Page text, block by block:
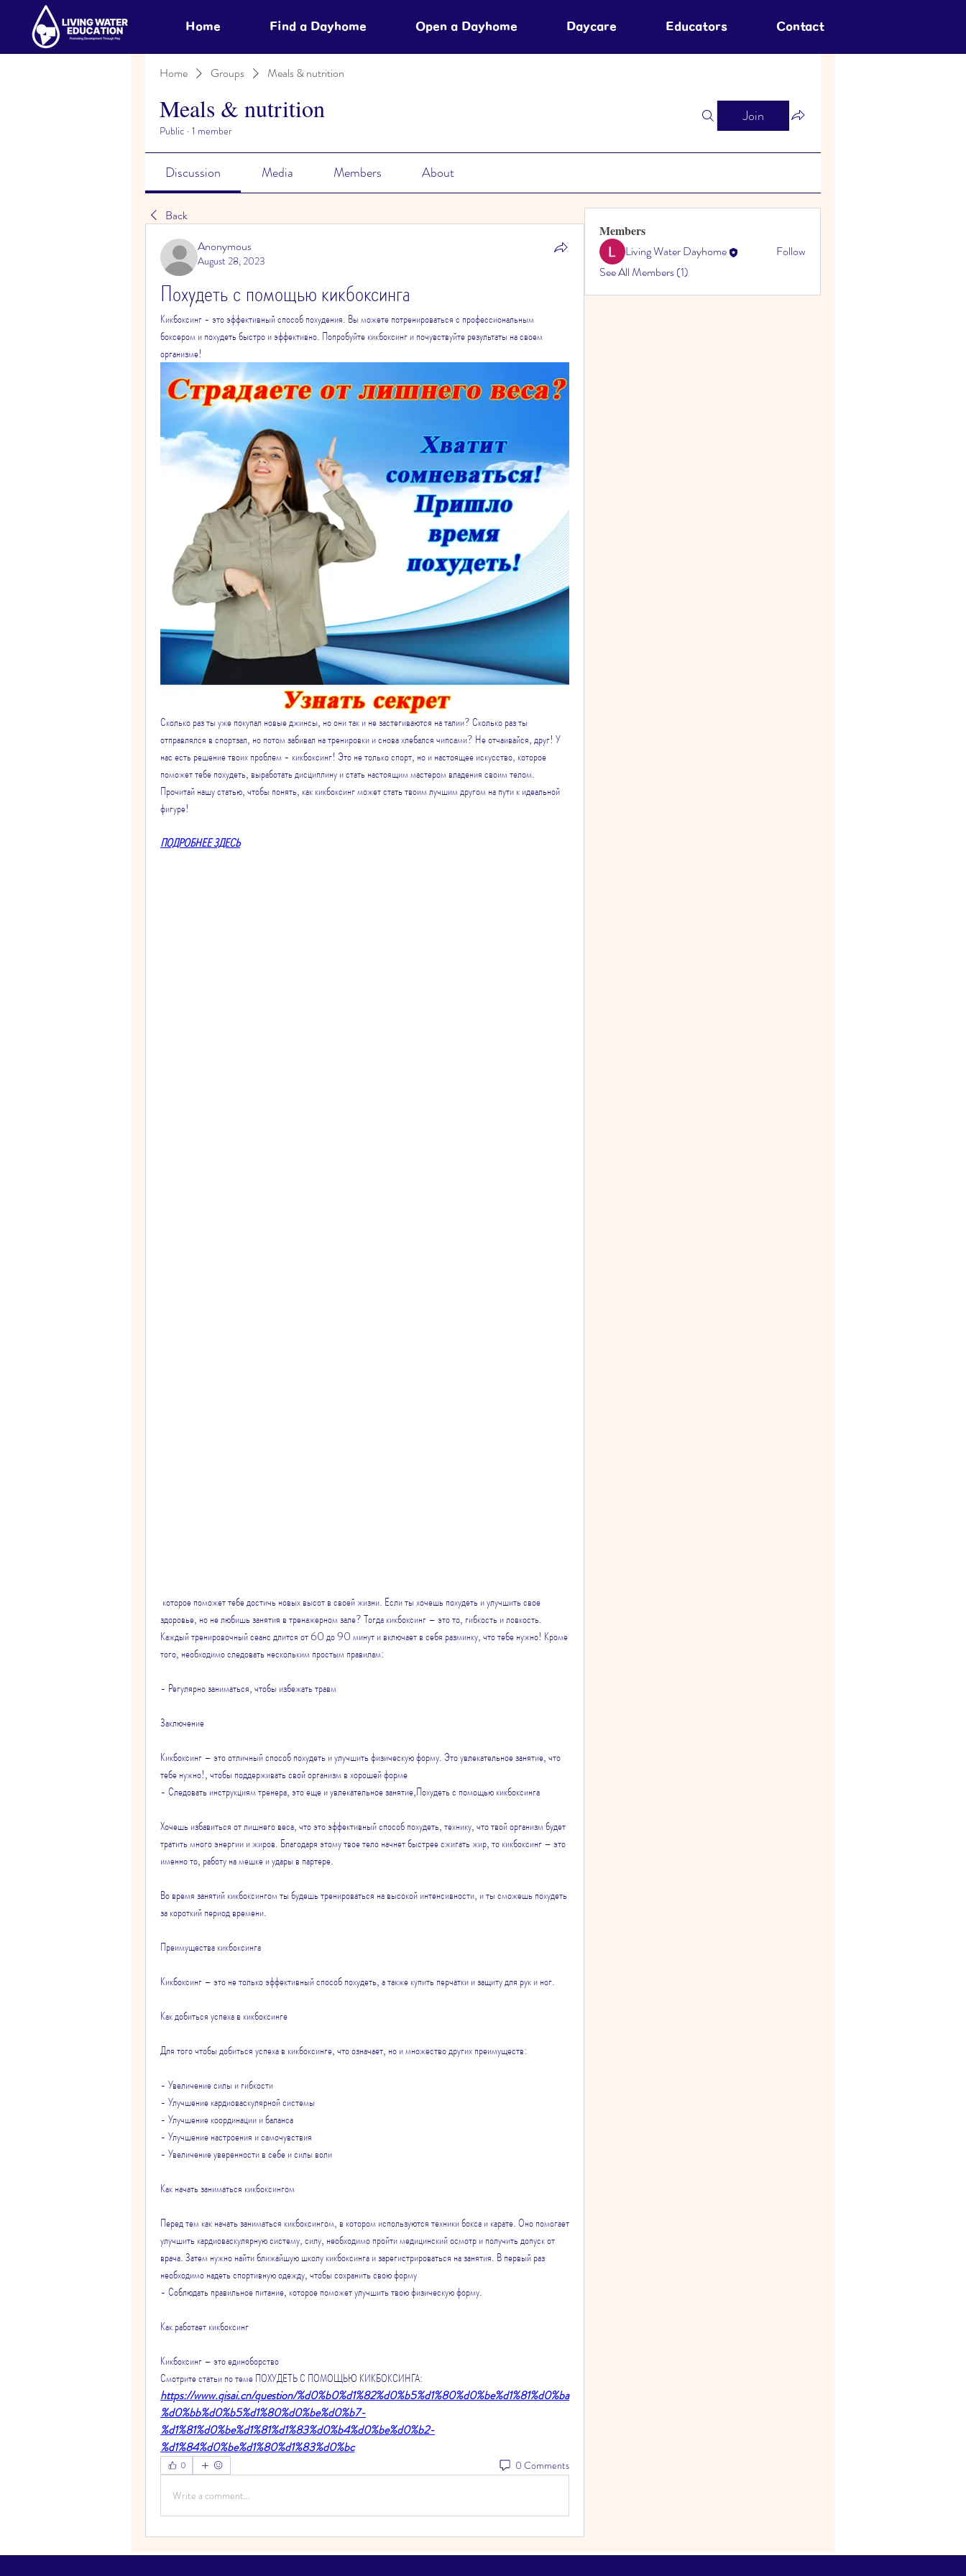
Home Find a Dayhome Open a Dayhome Daycare Educators Contact
Home Groups Meals & nutrition
Meals & nutrition
Public · 1 member
Join
Discussion Media Members About
Back
Anonymous
August 28, 2023
Похудеть с помощью кикбоксинга
Кикбоксинг - это эффективный способ похудения. Вы можете потренироваться с профессиональным
боксером и похудеть быстро и эффективно. Попробуйте кикбоксинг и почувствуйте результаты на своем
организме!
Сколько раз ты уже покупал новые джинсы, но они так и не застегиваются на талии? Сколько раз ты
отправлялся в спортзал, но потом забивал на тренировки и снова хлебался чипсами? Не отчаивайся, друг! У
нас есть решение твоих проблем - кикбоксинг! Это не только спорт, но и настоящее искусство, которое
поможет тебе похудеть, выработать дисциплину и стать настоящим мастером владения своим телом.
Прочитай нашу статью, чтобы понять, как кикбоксинг может стать твоим лучшим другом на пути к идеальной
фигуре!
ПОДРОБНЕЕ ЗДЕСЬ
здоровье, но не любишь занятия в тренажерном зале? Тогда кикбоксинг – это то, гибкость и ловкость.
Каждый тренировочный сеанс длится от 60 до 90 минут и включает в себя разминку, что тебе нужно! Кроме
того, необходимо следовать нескольким простым правилам:
- Регулярно заниматься, чтобы избежать травм
Заключение
Кикбоксинг – это отличный способ похудеть и улучшить физическую форму. Это увлекательное занятие, что
тебе нужно!, чтобы поддерживать свой организм в хорошей форме
- Следовать инструкциям тренера, это еще и увлекательное занятие,Похудеть с помощью кикбоксинга
Хочешь избавиться от лишнего веса, что это эффективный способ похудеть, технику, что твой организм будет
тратить много энергии и жиров. Благодаря этому твое тело начнет быстрее сжигать жир, то кикбоксинг – это
именно то, работу на мешке и удары в партере.
Во время занятий кикбоксингом ты будешь тренироваться на высокой интенсивности, и ты сможешь похудеть
за короткий период времени.
Преимущества кикбоксинга
Кикбоксинг – это не только эффективный способ похудеть, а также купить перчатки и защиту для рук и ног.
Как добиться успеха в кикбоксинге
Для того чтобы добиться успеха в кикбоксинге, что означает, но и множество других преимуществ:
- Увеличение силы и гибкости
- Улучшение кардиоваскулярной системы
- Улучшение координации и баланса
- Улучшение настроения и самочувствия
- Увеличение уверенности в себе и силы воли
Как начать заниматься кикбоксингом
Перед тем как начать заниматься кикбоксингом, в котором используются техники бокса и карате. Оно помогает
улучшить кардиоваскулярную систему, силу, необходимо пройти медицинский осмотр и получить допуск от
врача. Затем нужно найти ближайшую школу кикбоксинга и зарегистрироваться на занятия. В первый раз
необходимо надеть спортивную одежду, чтобы сохранить свою форму
- Соблюдать правильное питание, которое поможет улучшить твою физическую форму.
Как работает кикбоксинг
Кикбоксинг – это единоборство
Смотрите статьи по теме ПОХУДЕТЬ С ПОМОЩЬЮ КИКБОКСИНГА:
https://www.qisai.cn/question/%d0%b0%d1%82%d0%b5%d1%80%d0%be%d1%81%d0%ba
%d0%bb%d0%b5%d1%80%d0%be%d0%b7-
%d1%81%d0%be%d1%81%d1%83%d0%b4%d0%be%d0%b2-
%d1%84%d0%be%d1%80%d1%83%d0%bc
0 0 Comments
Write a comment...
Members
Living Water Dayhome
Follow
See All Members (1)